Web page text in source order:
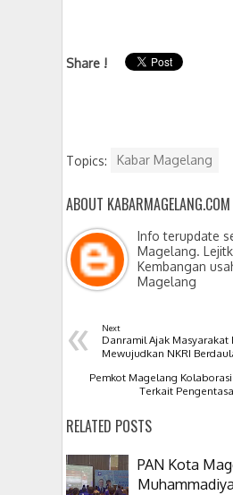
Share !
Topics: Kabar Magelang
ABOUT KABARMAGELANG.COM
Info terupdate
Magelang.
Kembangan
Magelang
« Next
Danramil Ajak Masyarakat
Mewujudkan NKRI
Pemkot Magelang
Terkait
RELATED POSTS
PAN Kota